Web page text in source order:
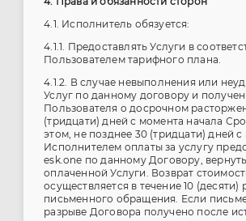
4.1. Исполнитель обязуется:
4.1.1. Предоставлять Услуги в
Пользователем тарифного плана.
4.1.2. В случае невыполнения или
Услуг по данному договору и
Пользователя о досрочном
(тридцати) дней с момента начала
этом, не позднее 30 (тридцати) дней
Исполнителем оплаты за услугу
esk.one по данному Договору,
оплаченной Услуги. Возврат
осуществляется в течение 10
письменного обращения. Если
разрыве Договора получено после